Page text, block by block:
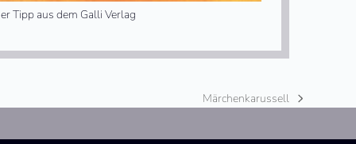
Tipp aus dem Galli Verlag
Nächster
Märchenkarussell